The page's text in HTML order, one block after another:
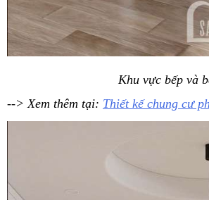
Khu vực bếp và
--> Xem thêm tại: Thiết kế chung cư